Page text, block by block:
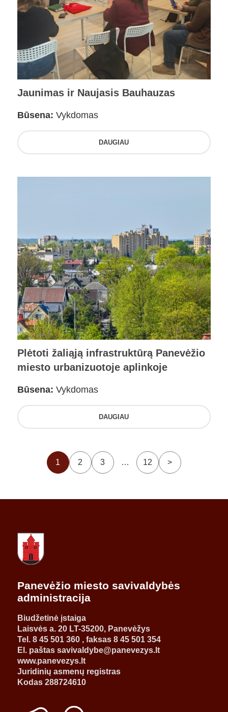
Jaunimas ir Naujasis Bauhauzas
Būsena: Vykdomas
DAUGIAU
Plėtoti žaliąją infrastruktūrą Panevėžio
miesto urbanizuotoje aplinkoje
Būsena: Vykdomas
DAUGIAU
1 2 3 … 12 >
Panevėžio miesto savivaldybės
administracija
Biudžetinė įstaiga
Laisvės a. 20 LT-35200, Panevėžys
Tel. 8 45 501 360 , faksas 8 45 501 354
El. paštas savivaldybe@panevezys.lt
www.panevezys.lt
Juridinių asmenų registras
Kodas 288724610